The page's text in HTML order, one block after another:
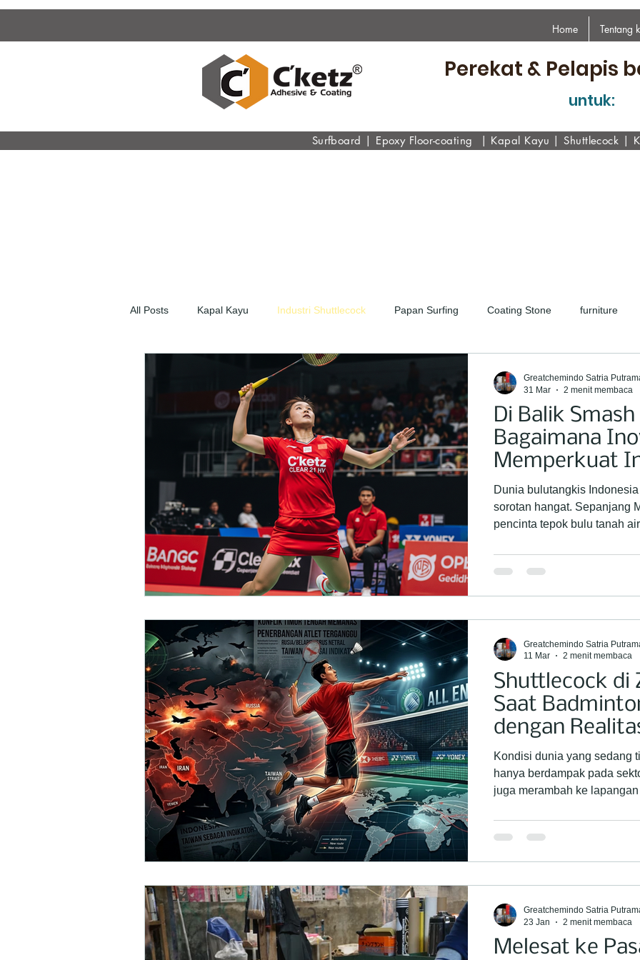
Home Tentang
Perekat & Pelapis
untuk:
Surfboard | Epoxy Floor-coating | Kapal Kayu |Shuttlecock |
All Posts Kapal Kayu Industri Shuttlecock Papan Surfing Coating Stone furniture
Di Balik
Bagaimana
Memperkuat
Shuttlecock
Dunia bulutangkis
sorotan hangat. Sepanjang
pencinta tepok bulu tanah
, Swiss Open , hingga yang
tengah performa para atlet
Greatchemindo Satria
31 Mar
2 menit membaca
Shuttlecock di
Saat
dengan
2026
Kondisi dunia yang sedang
hanya berdampak pada
juga merambah ke
memaksa Federasi Bulu
atlet untuk beradaptasi
kompleks. Berikut adalah
Greatchemindo Satria
11 Mar
2 menit membaca
Melesat ke
Greatchemindo Satria
23 Jan
2 menit membaca